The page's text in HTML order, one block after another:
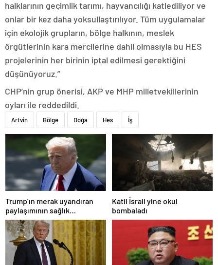
halklarının geçimlik tarımı, hayvancılığı katlediliyor ve
onlar bir kez daha yoksullaştırılıyor. Tüm uygulamalar
için ekolojik grupların, bölge halkının, meslek
örgütlerinin kara mercilerine dahil olmasıyla bu HES
projelerinin her birinin iptal edilmesi gerektiğini
düşünüyoruz.”
CHP’nin grup önerisi, AKP ve MHP milletvekillerinin
oyları ile reddedildi.
Artvin Bölge Doğa Hes İş
Trump’ın merak uyandıran
paylaşımının sağlık
sistemiyle ilgili kararname
olduğu anlaşıldı
Katil İsrail yine okul
bombaladı